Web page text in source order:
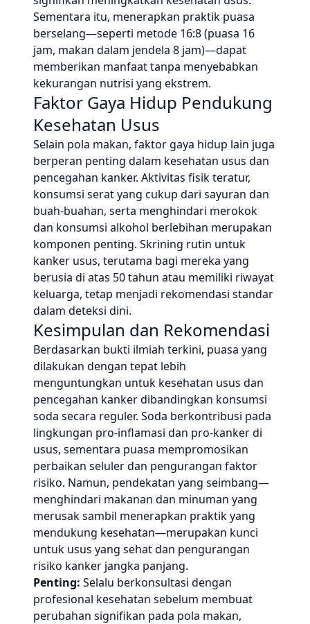
Sementara itu, menerapkan praktik puasa
berselang—seperti metode 16:8 (puasa 16
jam, makan dalam jendela 8 jam)—dapat
memberikan manfaat tanpa menyebabkan
kekurangan nutrisi yang ekstrem.
Faktor Gaya Hidup Pendukung
Kesehatan Usus
Selain pola makan, faktor gaya hidup lain juga
berperan penting dalam kesehatan usus dan
pencegahan kanker. Aktivitas fisik teratur,
konsumsi serat yang cukup dari sayuran dan
buah-buahan, serta menghindari merokok
dan konsumsi alkohol berlebihan merupakan
komponen penting. Skrining rutin untuk
kanker usus, terutama bagi mereka yang
berusia di atas 50 tahun atau memiliki riwayat
keluarga, tetap menjadi rekomendasi standar
dalam deteksi dini.
Kesimpulan dan Rekomendasi
Berdasarkan bukti ilmiah terkini, puasa yang
dilakukan dengan tepat lebih
menguntungkan untuk kesehatan usus dan
pencegahan kanker dibandingkan konsumsi
soda secara reguler. Soda berkontribusi pada
lingkungan pro-inflamasi dan pro-kanker di
usus, sementara puasa mempromosikan
perbaikan seluler dan pengurangan faktor
risiko. Namun, pendekatan yang seimbang—
menghindari makanan dan minuman yang
merusak sambil menerapkan praktik yang
mendukung kesehatan—merupakan kunci
untuk usus yang sehat dan pengurangan
risiko kanker jangka panjang.
Penting: Selalu berkonsultasi dengan
profesional kesehatan sebelum membuat
perubahan signifikan pada pola makan,